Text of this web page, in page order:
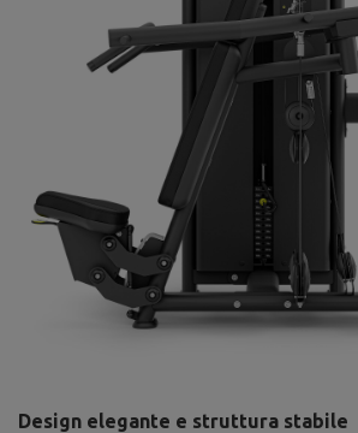
Design elegante e struttura stabile